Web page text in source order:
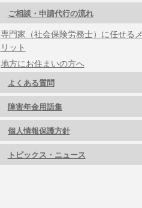
ご相談・申請代行の流れ
専門家（社会保険労務士）に任せるメ
リット
地方にお住まいの方へ
よくある質問
障害年金用語集
個人情報保護方針
トピックス・ニュース